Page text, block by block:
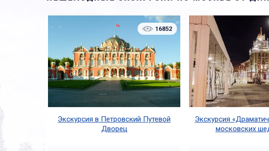
16852
Экскурсия в Петровский Путевой
Дворец
Экскурсия
московских